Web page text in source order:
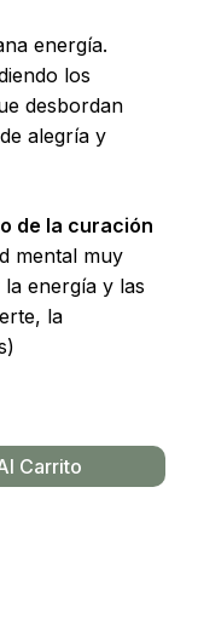
energía.
los
desbordan
alegría y
de la curación
mental muy
energía y las
la
Carrito